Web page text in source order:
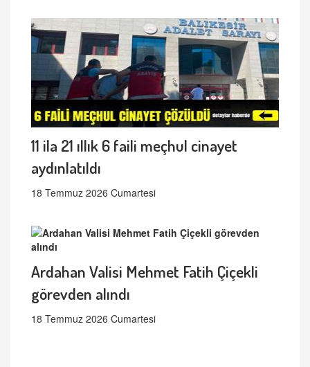
11 ila 21 ıllık 6 faili meçhul cinayet
aydınlatıldı
18 Temmuz 2026 Cumartesi
Ardahan Valisi Mehmet Fatih Çiçekli
görevden alındı
18 Temmuz 2026 Cumartesi